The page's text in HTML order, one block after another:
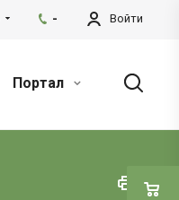
Войти
-
Портал